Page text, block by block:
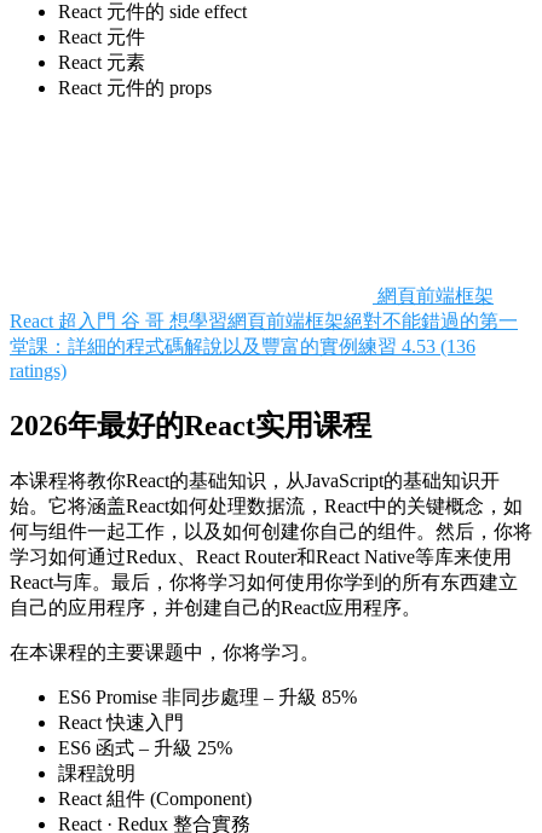
React 元件的 side effect
React 元件
React 元素
React 元件的 props
網頁前端框架
React 超入門 谷 哥 想學習網頁前端框架絕對不能錯過的第一
堂課：詳細的程式碼解說以及豐富的實例練習 4.53 (136
ratings)
2026年最好的React实用课程
本课程将教你React的基础知识，从JavaScript的基础知识开
始。它将涵盖React如何处理数据流，React中的关键概念，如
何与组件一起工作，以及如何创建你自己的组件。然后，你将
学习如何通过Redux、React Router和React Native等库来使用
React与库。最后，你将学习如何使用你学到的所有东西建立
自己的应用程序，并创建自己的React应用程序。
在本课程的主要课题中，你将学习。
ES6 Promise 非同步處理 – 升級 85%
React 快速入門
ES6 函式 – 升級 25%
課程說明
React 組件 (Component)
React · Redux 整合實務